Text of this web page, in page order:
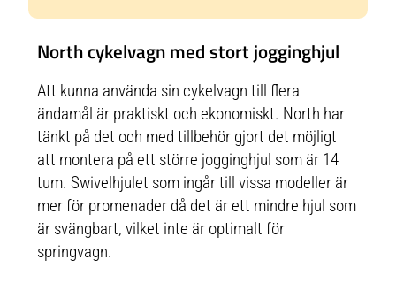
North cykelvagn med stort jogginghjul
Att kunna använda sin cykelvagn till flera
ändamål är praktiskt och ekonomiskt. North har
tänkt på det och med tillbehör gjort det möjligt
att montera på ett större jogginghjul som är 14
tum. Swivelhjulet som ingår till vissa modeller är
mer för promenader då det är ett mindre hjul som
är svängbart, vilket inte är optimalt för
springvagn.